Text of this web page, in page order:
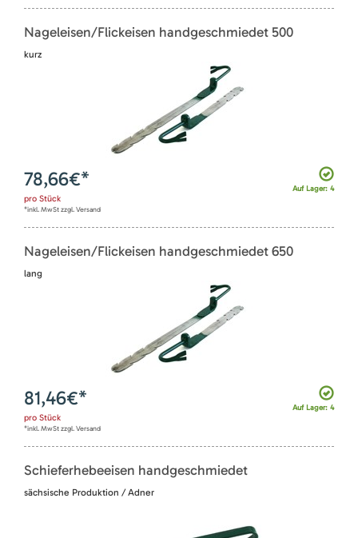
Nageleisen/Flickeisen handgeschmiedet 500
kurz
Auf Lager: 4
78,66€*
pro Stück
*inkl. MwSt zzgl. Versand
Nageleisen/Flickeisen handgeschmiedet 650
lang
Auf Lager: 4
81,46€*
pro Stück
*inkl. MwSt zzgl. Versand
Schieferhebeeisen handgeschmiedet
sächsische Produktion / Adner